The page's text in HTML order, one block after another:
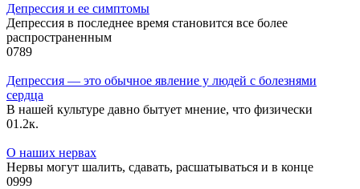
Депрессия и ее симптомы
Депрессия в последнее время становится все более
распространенным
0789
Депрессия — это обычное явление у людей с болезнями
сердца
В нашей культуре давно бытует мнение, что физически
01.2к.
О наших нервах
Нервы могут шалить, сдавать, расшатываться и в конце
0999